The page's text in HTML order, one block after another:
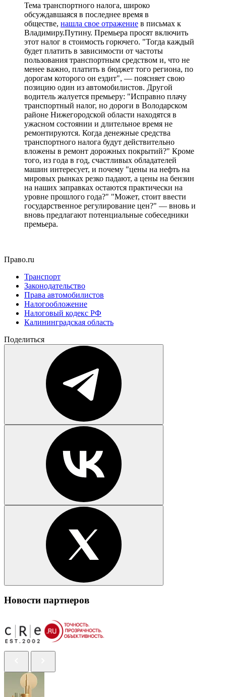
Тема транспортного налога, широко
обсуждавшаяся в последнее время в
обществе, нашла свое отражение в письмах к
Владимиру.Путину. Премьера просят включить
этот налог в стоимость горючего. "Тогда каждый
будет платить в зависимости от частоты
пользования транспортным средством и, что не
менее важно, платить в бюджет того региона, по
дорогам которого он ездит", — поясняет свою
позицию один из автомобилистов. Другой
водитель жалуется премьеру: "Исправно плачу
транспортный налог, но дороги в Володарском
районе Нижегородской области находятся в
ужасном состоянии и длительное время не
ремонтируются. Когда денежные средства
транспортного налога будут действительно
вложены в ремонт дорожных покрытий?" Кроме
того, из года в год, счастливых обладателей
машин интересует, и почему "цены на нефть на
мировых рынках резко падают, а цены на бензин
на наших заправках остаются практически на
уровне прошлого года?" "Может, стоит ввести
государственное регулирование цен?" — вновь и
вновь предлагают потенциальные собеседники
премьера.
Право.ru
Транспорт
Законодательство
Права автомобилистов
Налогообложение
Налоговый кодекс РФ
Калининградская область
Поделиться
Новости партнеров